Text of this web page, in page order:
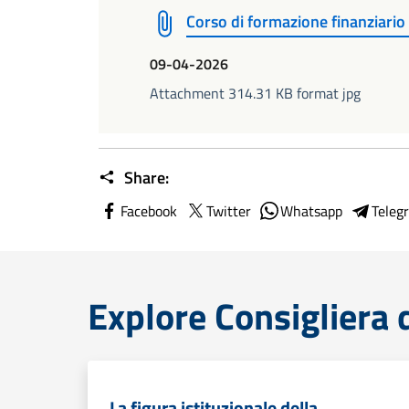
Corso di formazione
09-04-2026
Attachment 314.31 KB format jpg
Share:
Facebook Twitter Whatsapp
Explore Consigliera